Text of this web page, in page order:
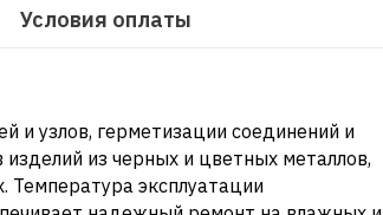
Условия оплаты
и узлов, герметизации соединений и
из черных и цветных металлов,
Температура эксплуатации